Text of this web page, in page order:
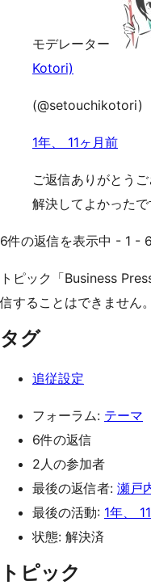
モデレーター
Kotori)
(@setouchikotori)
1年、 11ヶ月前
ご返信ありがとうご
解決してよかった
6件の返信を表示中 - 1 -
トピック「Business
信することはできません。
タグ
追従設定
フォーラム: テーマ
6件の返信
2人の参加者
最後の返信者: 瀬戸
最後の活動: 1年、
状態: 解決済
トピック